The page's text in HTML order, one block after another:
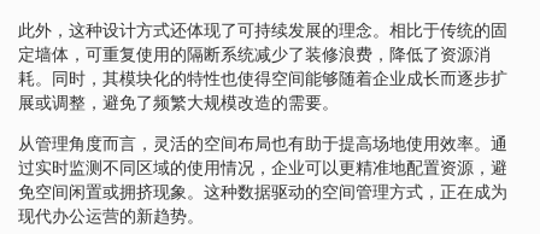
此外，这种设计方式还体现了可持续发展的理念。相比于传统的固
定墙体，可重复使用的隔断系统减少了装修浪费，降低了资源消
耗。同时，其模块化的特性也使得空间能够随着企业成长而逐步扩
展或调整，避免了频繁大规模改造的需要。
从管理角度而言，灵活的空间布局也有助于提高场地使用效率。通
过实时监测不同区域的使用情况，企业可以更精准地配置资源，避
免空间闲置或拥挤现象。这种数据驱动的空间管理方式，正在成为
现代办公运营的新趋势。